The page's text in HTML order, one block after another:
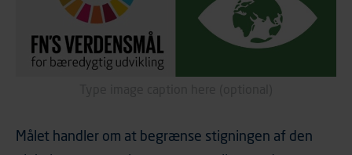
Målet handler om at begrænse stigningen af den